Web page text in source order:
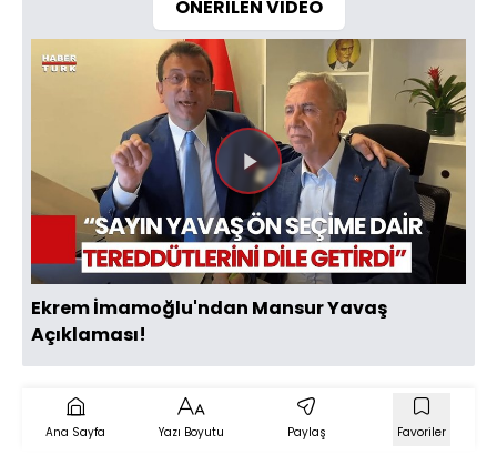
ÖNERİLEN VİDEO
Videoyu
Oynat
Ekrem İmamoğlu'ndan Mansur Yavaş
Açıklaması!
Ana Sayfa Yazı Boyutu Paylaş Favoriler